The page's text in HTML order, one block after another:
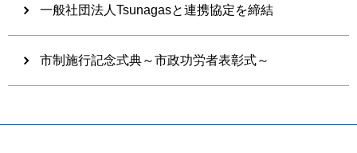
一般社団法人Tsunagasと連携協定を締結
市制施行記念式典～市政功労者表彰式～